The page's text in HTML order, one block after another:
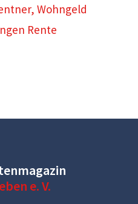
, Wohngeld
Rente
e. V.